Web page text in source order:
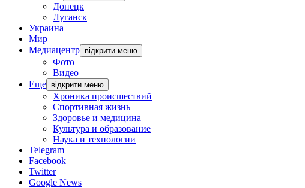
Донецк
Луганск
Украина
Мир
Медиацентр відкрити меню
Фото
Видео
Еще відкрити меню
Хроника происшествий
Спортивная жизнь
Здоровье и медицина
Культура и образование
Наука и технологии
Telegram
Facebook
Twitter
Google News